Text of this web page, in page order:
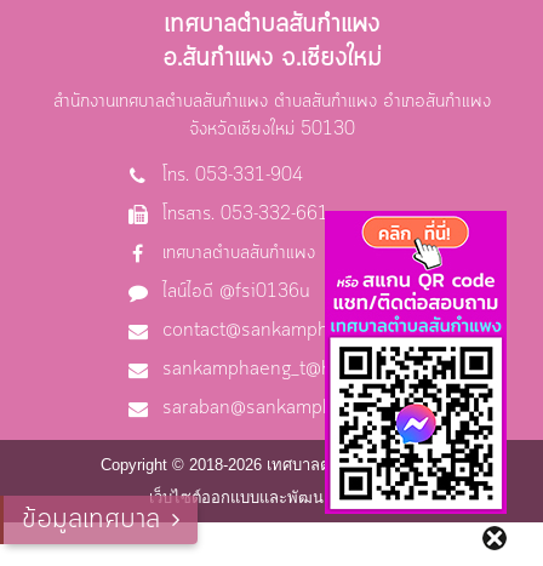
ข้อมูลเทศบาล
สำนักงานเทศบาลตำบลสันกำแพง ตำบลสันกำแพง อำเภอสันกำแพง
จังหวัดเชียงใหม่ 50130
เทศบาลตำบลสันกำแพง
อ.สันกำแพง จ.เชียงใหม่
โทร. 053-331-904
โทรสาร. 053-332-661
เทศบาลตำบลสันกำแพง
ไลน์ไอดี @fsi0136u
contact@sankamphaeng.go.th
sankamphaeng_t@hotmail.com
saraban@sankamphaeng.go.th
Copyright © 2018-2026 เทศบาลตำบลสันกำแพง
เว็บไซต์ออกแบบและพัฒนาโดย C2S